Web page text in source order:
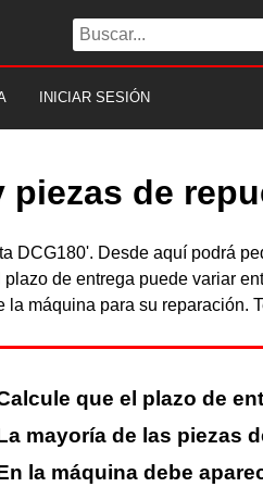
INICIAR SESIÓN
de
Desde aquí podrá
de entrega puede variar
máquina para su reparación.
que el plazo de
mayoría de las piezas
la máquina debe